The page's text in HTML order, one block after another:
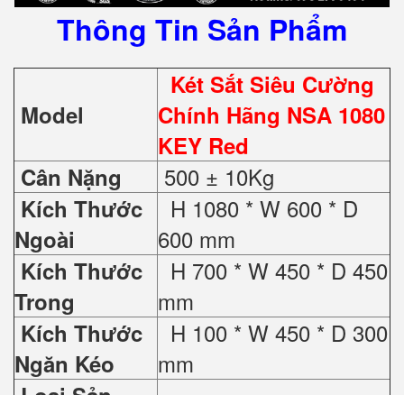
Thông Tin Sản Phẩm
Model
Két Sắt Siêu Cường
Chính Hãng NSA 1080
KEY Red
Cân Nặng
500 ± 10Kg
Kích Thước
Ngoài
H 1080 * W 600 * D
600 mm
Kích Thước
Trong
H 700 * W 450 * D 450
mm
Kích Thước
Ngăn Kéo
H 100 * W 450 * D 300
mm